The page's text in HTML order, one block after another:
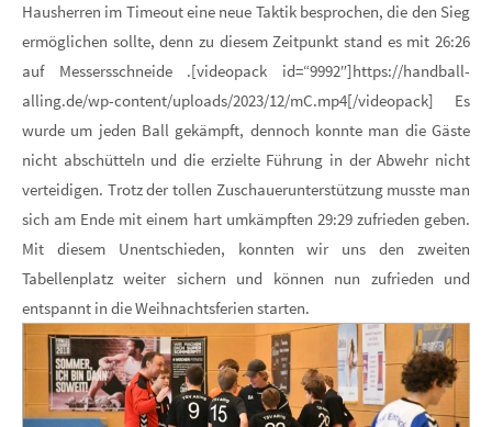
Hausherren im Timeout eine neue Taktik besprochen, die den Sieg
ermöglichen sollte, denn zu diesem Zeitpunkt stand es mit 26:26
auf Messersschneide .[videopack id=“9992″]https://handball-
alling.de/wp-content/uploads/2023/12/mC.mp4[/videopack] Es
wurde um jeden Ball gekämpft, dennoch konnte man die Gäste
nicht abschütteln und die erzielte Führung in der Abwehr nicht
verteidigen. Trotz der tollen Zuschauerunterstützung musste man
sich am Ende mit einem hart umkämpften 29:29 zufrieden geben.
Mit diesem Unentschieden, konnten wir uns den zweiten
Tabellenplatz weiter sichern und können nun zufrieden und
entspannt in die Weihnachtsferien starten.